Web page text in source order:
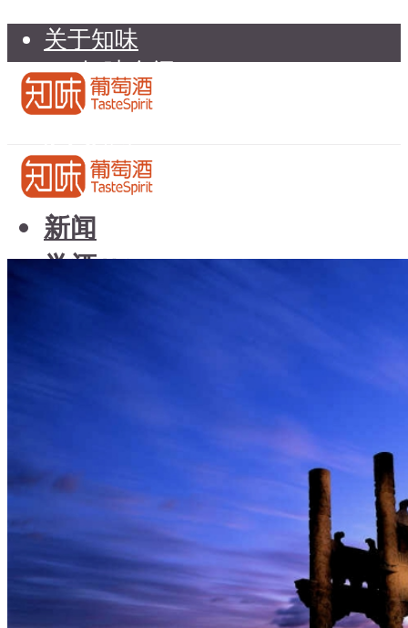
关于知味
知味介绍
知味专家顾问委员会
联系我们
知味荐酒
新闻
学酒
基础知识
留学教育
名庄
品鉴专栏
美食
知味荐酒
新闻
酒具周边
投资收藏
留学教育